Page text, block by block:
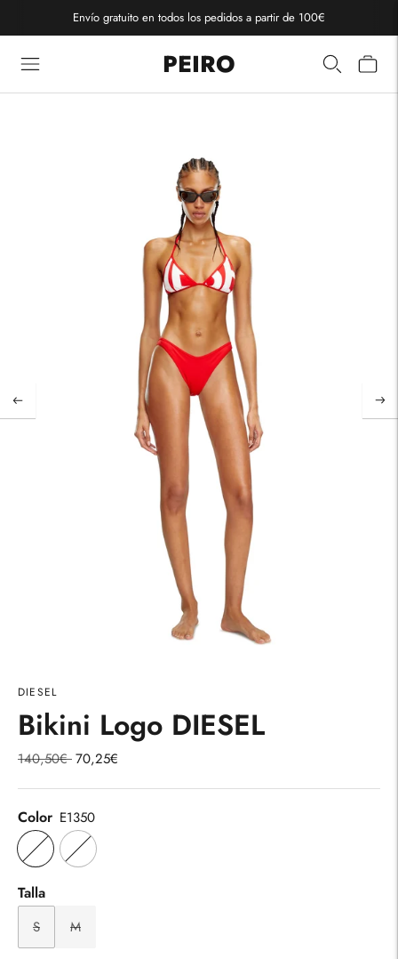
Envío gratuito en todos los pedidos a partir de 100€
PEIRO
DIESEL
Bikini Logo DIESEL
140,50€Precio
70,25€
Color E1350
Talla
S M